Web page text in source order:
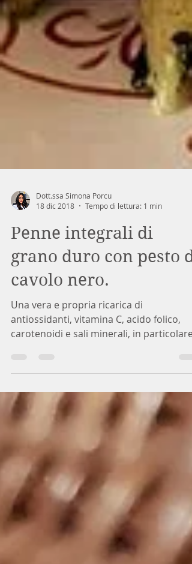
18 dic 2018
Tempo di lettura: 1 min
Penne integrali di
grano duro con pesto di
cavolo nero.
Una vera e propria ricarica di
antiossidanti, vitamina C, acido folico,
potassio. Ecco come...